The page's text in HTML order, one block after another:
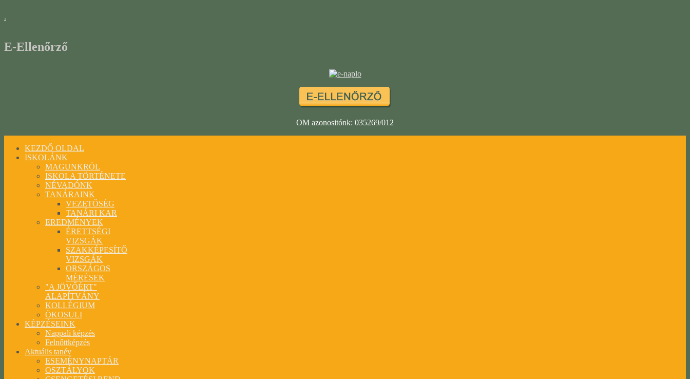
.
E-Ellenőrző
OM azonositónk: 035269/012
KEZDŐ OLDAL
ISKOLÁNK
MAGUNKRÓL
ISKOLA TÖRTÉNETE
NÉVADÓNK
TANÁRAINK
VEZETŐSÉG
TANÁRI KAR
EREDMÉNYEK
ÉRETTSÉGI
VIZSGÁK
SZAKKÉPESÍTŐ
VIZSGÁK
ORSZÁGOS
MÉRÉSEK
"A JÖVŐÉRT"
ALAPÍTVÁNY
KOLLÉGIUM
ÖKOSULI
KÉPZÉSEINK
Nappali képzés
Felnőttképzés
Aktuális tanév
ESEMÉNYNAPTÁR
OSZTÁLYOK